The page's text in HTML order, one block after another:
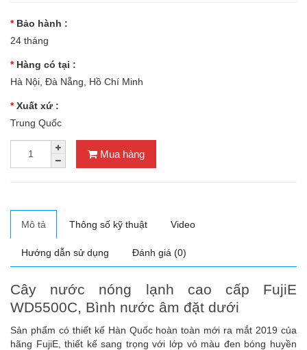
Bảo hành :
24 tháng
Hàng có tại :
Hà Nội, Đà Nẵng, Hồ Chí Minh
Xuất xứ :
Trung Quốc
Mua hàng
Mô tả Thông số kỹ thuật Video
Hướng dẫn sử dụng Đánh giá (0)
Cây nước nóng lạnh cao cấp FujiE
WD5500C, Bình nước âm đặt dưới
Sản phẩm có thiết kế Hàn Quốc hoàn toàn mới ra mắt 2019 của
hãng FujiE, thiết kế sang trọng với lớp vỏ màu đen bóng huyền